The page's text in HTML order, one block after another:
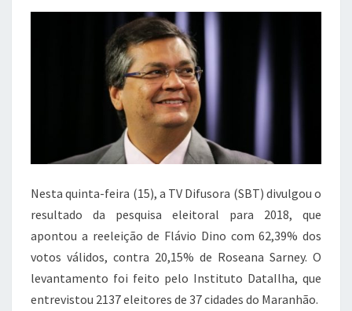
c
e
b
o
o
k
it
te
r
at
p
p
e
gr
m
Nesta quinta-feira (15), a TV Difusora (SBT) divulgou o
resultado da pesquisa eleitoral para 2018, que
apontou a reeleição de Flávio Dino com 62,39% dos
votos válidos, contra 20,15% de Roseana Sarney. O
levantamento foi feito pelo Instituto DataIlha, que
entrevistou 2137 eleitores de 37 cidades do Maranhão.